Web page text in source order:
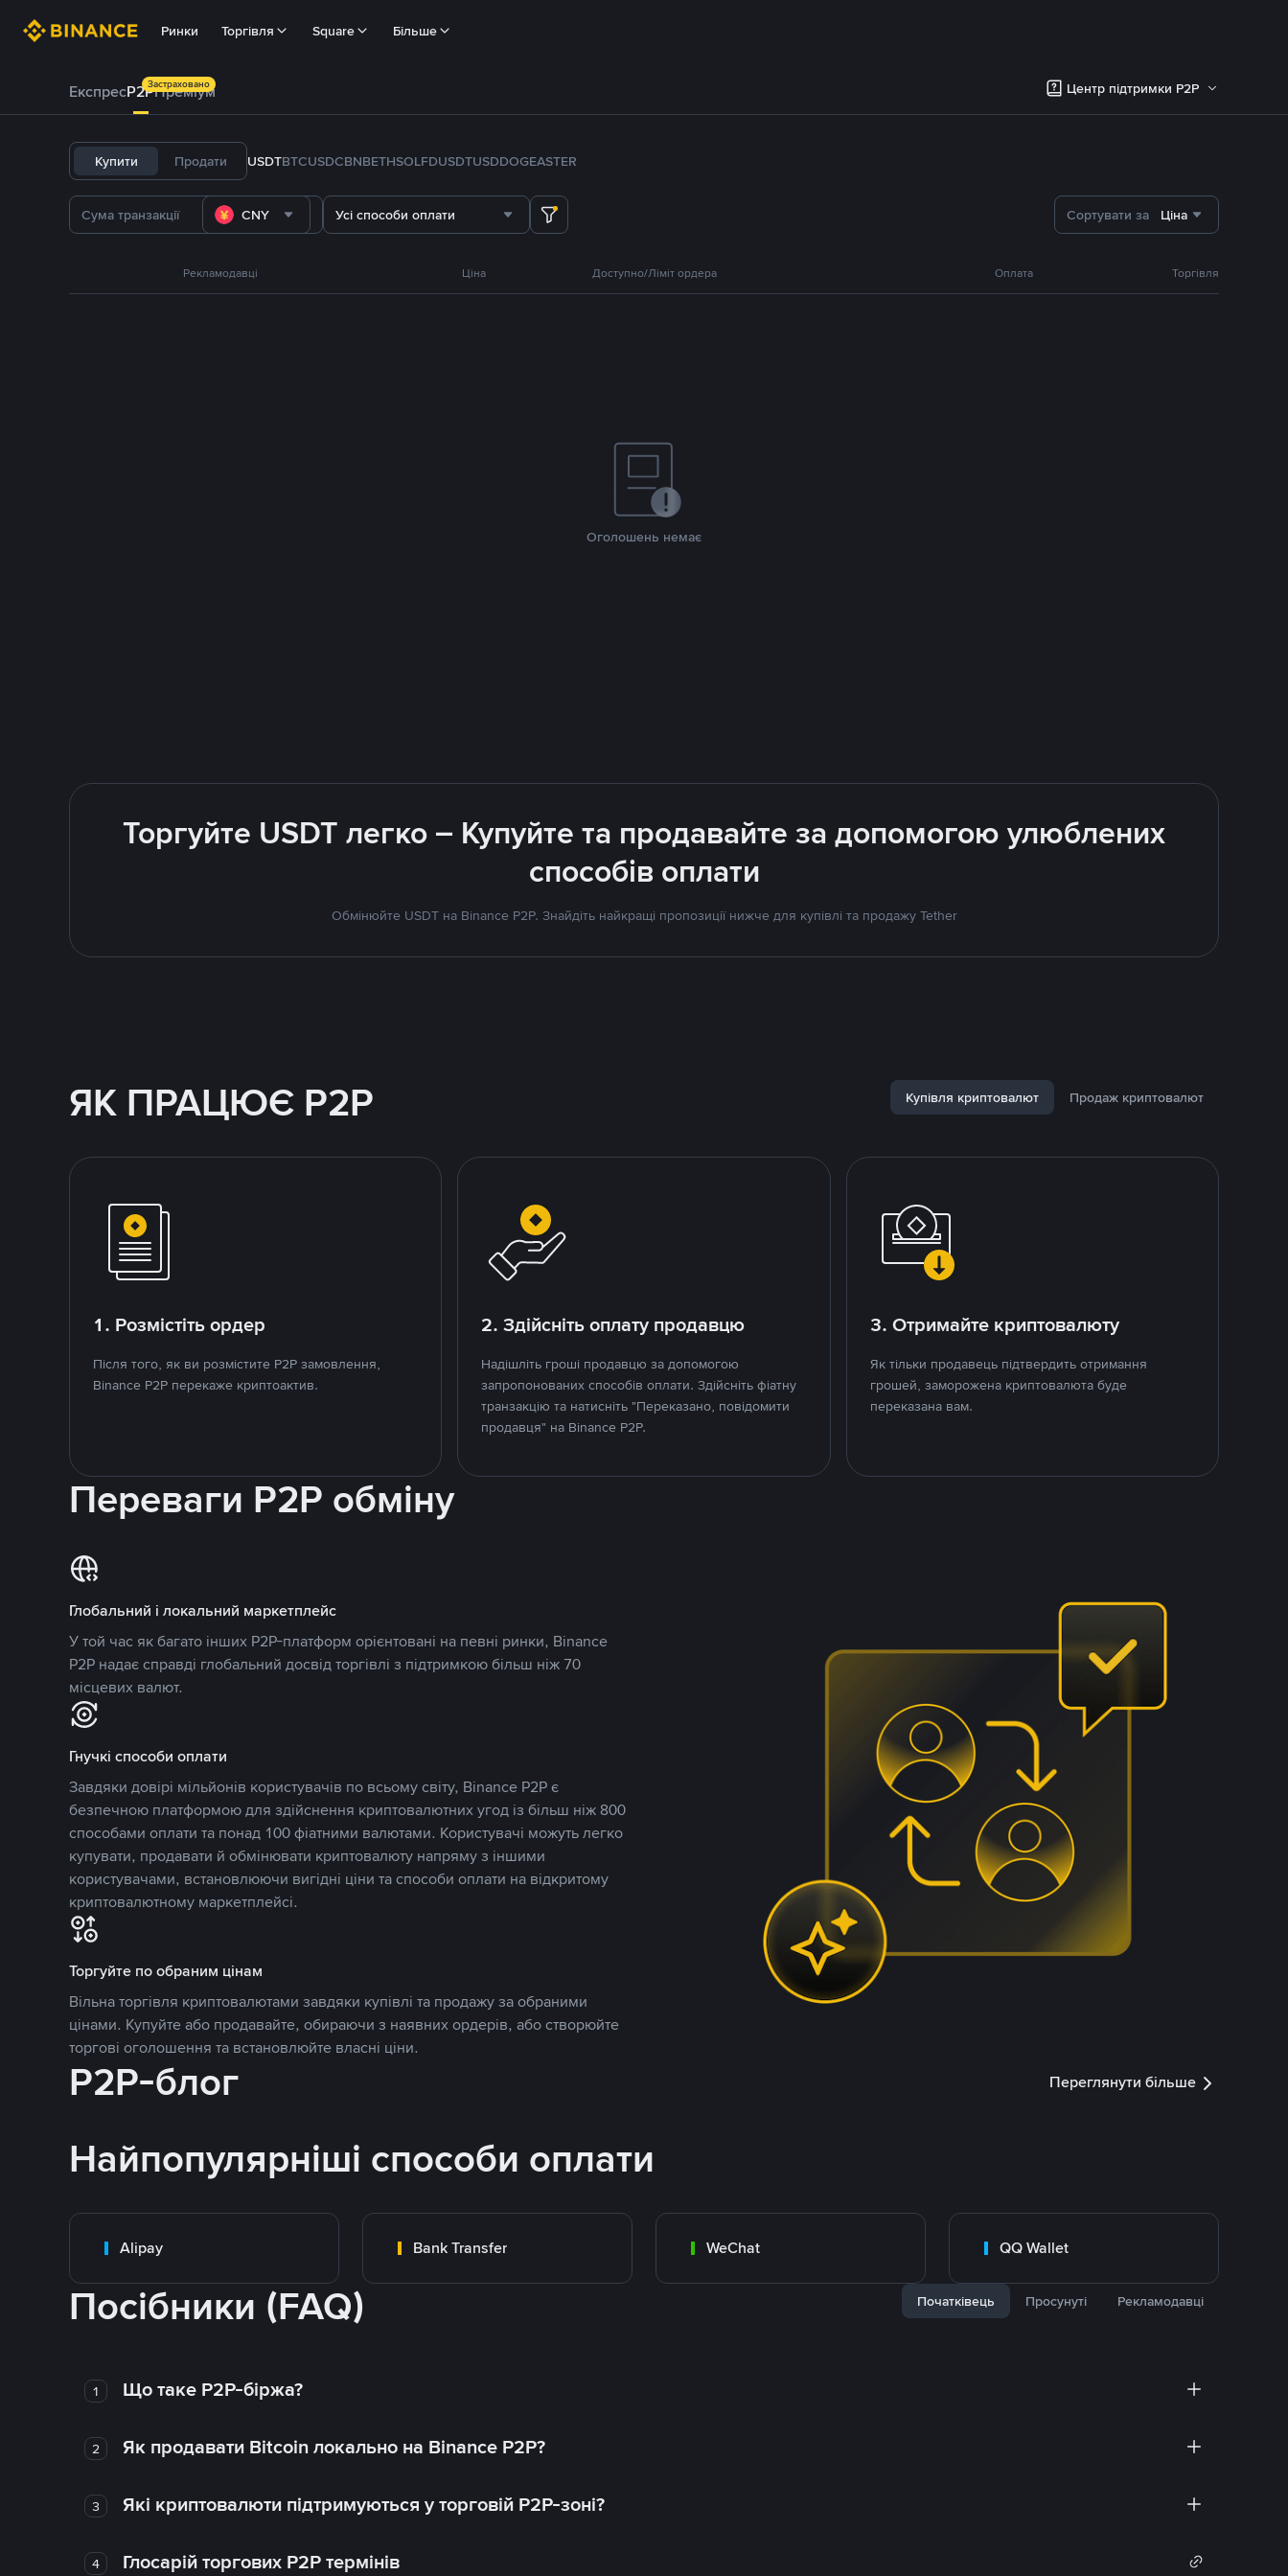
Ринки Торгівля Square Більше
ЕкспресP2PПреміум
Застраховано Центр підтримки P2P
Купити Продати USDTBTCUSDCBNBETHSOLFDUSDTUSDDOGEASTER
CNY Усі способи оплати Сортувати за Ціна
Рекламодавці Ціна Доступно/Ліміт ордера Оплата Торгівля
Оголошень немає
Торгуйте USDT легко – Купуйте та продавайте за допомогою улюблених
способів оплати
Обмінюйте USDT на Binance P2P. Знайдіть найкращі пропозиції нижче для купівлі та продажу Tether
ЯК ПРАЦЮЄ P2P Купівля криптовалют Продаж криптовалют
1. Розмістіть ордер
Після того, як ви розмістите P2P замовлення,
Binance P2P перекаже криптоактив.
2. Здійсніть оплату продавцю
Надішліть гроші продавцю за допомогою
запропонованих способів оплати. Здійсніть фіатну
транзакцію та натисніть "Переказано, повідомити
продавця" на Binance P2P.
3. Отримайте криптовалюту
Як тільки продавець підтвердить отримання
грошей, заморожена криптовалюта буде
переказана вам.
Переваги P2P обміну
Глобальний і локальний маркетплейс
У той час як багато інших P2P-платформ орієнтовані на певні ринки, Binance
P2P надає справді глобальний досвід торгівлі з підтримкою більш ніж 70
місцевих валют.
Гнучкі способи оплати
Завдяки довірі мільйонів користувачів по всьому світу, Binance P2P є
безпечною платформою для здійснення криптовалютних угод із більш ніж 800
способами оплати та понад 100 фіатними валютами. Користувачі можуть легко
купувати, продавати й обмінювати криптовалюту напряму з іншими
користувачами, встановлюючи вигідні ціни та способи оплати на відкритому
криптовалютному маркетплейсі.
Торгуйте по обраним цінам
Вільна торгівля криптовалютами завдяки купівлі та продажу за обраними
цінами. Купуйте або продавайте, обираючи з наявних ордерів, або створюйте
торгові оголошення та встановлюйте власні ціни.
P2P-блог Переглянути більше
Найпопулярніші способи оплати
Alipay Bank Transfer WeChat QQ Wallet
Посібники (FAQ) Початківець Просунуті Рекламодавці
1 Що таке P2P-біржа?
2 Як продавати Bitcoin локально на Binance P2P?
3 Які криптовалюти підтримуються у торговій P2P-зоні?
4 Глосарій торгових P2P термінів